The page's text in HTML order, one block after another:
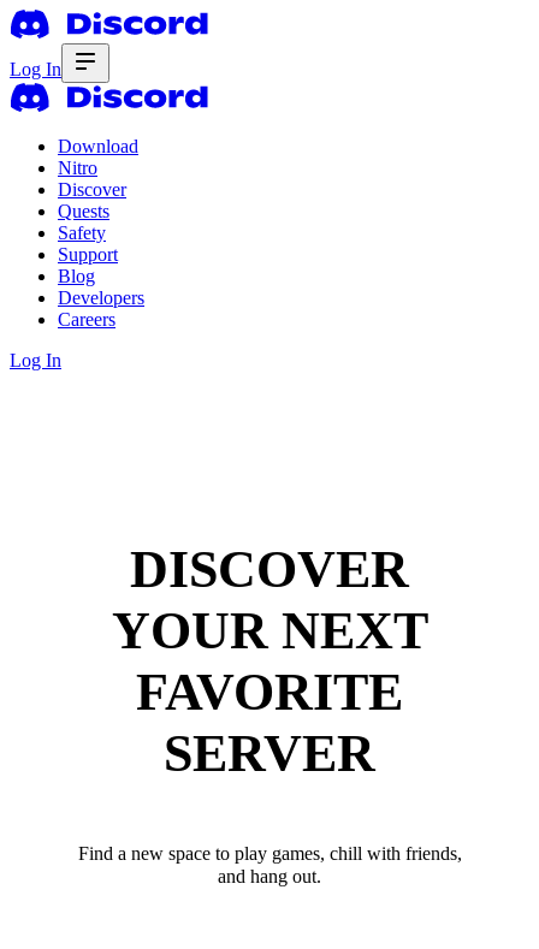
Log In
Download
Nitro
Discover
Quests
Safety
Support
Blog
Developers
Careers
Log In
DISCOVER
YOUR NEXT
FAVORITE
SERVER
Find a new space to play games, chill with friends,
and hang out.